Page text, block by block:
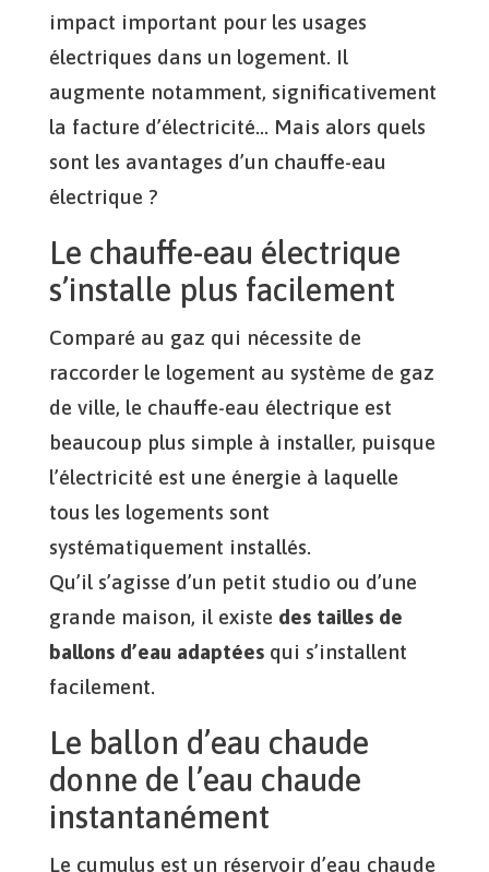
impact important pour les usages
électriques dans un logement. Il
augmente notamment, significativement
la facture d’électricité… Mais alors quels
sont les avantages d’un chauffe-eau
électrique ?
Le chauffe-eau électrique
s’installe plus facilement
Comparé au gaz qui nécessite de
raccorder le logement au système de gaz
de ville, le chauffe-eau électrique est
beaucoup plus simple à installer, puisque
l’électricité est une énergie à laquelle
tous les logements sont
systématiquement installés.
Qu’il s’agisse d’un petit studio ou d’une
grande maison, il existe des tailles de
ballons d’eau adaptéesqui s’installent
facilement.
Le ballon d’eau chaude
donne de l’eau chaude
instantanément
Le cumulus est un réservoir d’eau chaude